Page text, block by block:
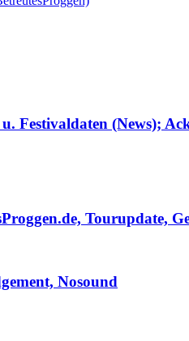
Festivaldaten (News);
Tourupdate,
Nosound